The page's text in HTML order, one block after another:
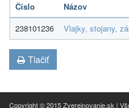
Číslo Názov
238101236
Vlajky, stojany,
Tlačiť
Copyright © 2015 Zverejnovanie.sk |